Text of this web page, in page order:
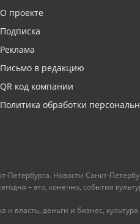
О проекте
Подписка
Реклама
Письмо в редакцию
QR код компании
Политика обработки
Новости Санкт-
– это, конечно, события
власть, деньги и бизнес,